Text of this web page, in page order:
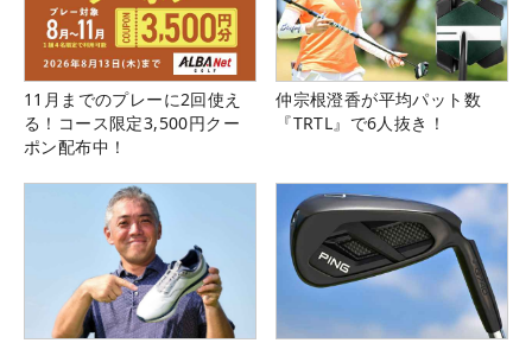
11月までのプレーに2回使え
る！コース限定3,500円クー
ポン配布中！
仲宗根澄香が平均パット数
『TRTL』で6人抜き！